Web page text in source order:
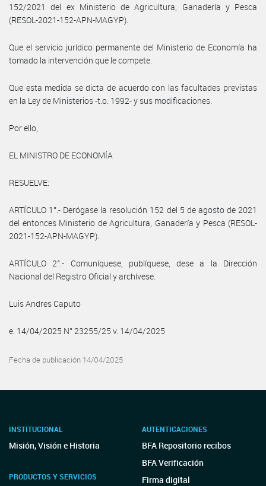
152/2021 del ex Ministerio de Agricultura, Ganadería y Pesca
(RESOL-2021-152-APN-MAGYP).
Que el servicio jurídico permanente del Ministerio de Economía ha
tomado la intervención que le compete.
Que esta medida se dicta de acuerdo con las facultades previstas
en la Ley de Ministerios -t.o. 1992- y sus modificaciones.
Por ello,
EL MINISTRO DE ECONOMÍA
RESUELVE:
ARTÍCULO 1°.- Derógase la resolución 152 del 5 de agosto de 2021
del entonces Ministerio de Agricultura, Ganadería y Pesca (RESOL-
2021-152-APN-MAGYP).
ARTÍCULO 2°.- Comuníquese, publíquese, dese a la Dirección
Nacional del Registro Oficial y archívese.
Luis Andres Caputo
e. 14/04/2025 N° 23255/25 v. 14/04/2025
Fecha de publicación 14/04/2025
INSTITUCIONAL
Misión, Visión e Historia
PRODUCTOS Y SERVICIOS
AUTENTICACIONES
BFA Repositorio recibos
BFA Verificación
Firma digital